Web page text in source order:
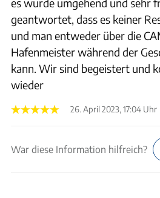
geantwortet, dass es keiner
und man entweder über die
Hafenmeister während der
kann. Wir sind begeistert und
wieder
26. April 2023, 17:04 Uhr
War diese Information hilfreich?